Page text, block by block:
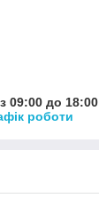
09:00 до 18:00
роботи